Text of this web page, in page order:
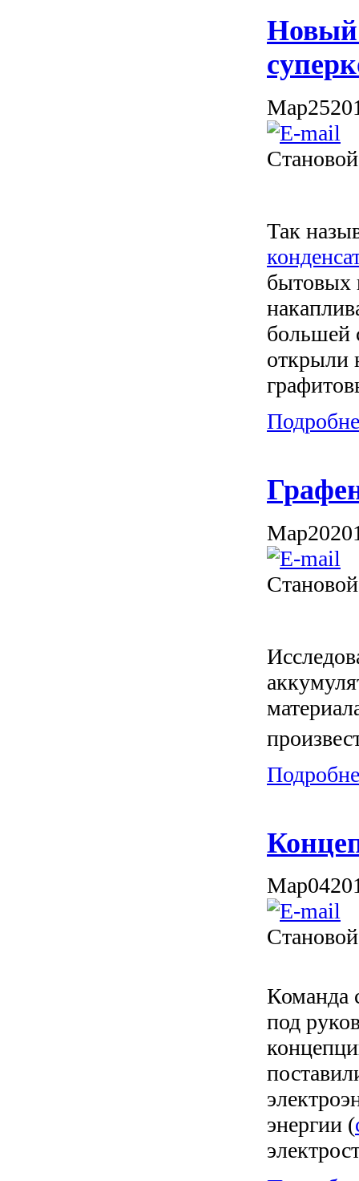
Новый
Мар25
Так
бытовых
большей
открыли
Мар20
Мар04
Команда
под
энергии (